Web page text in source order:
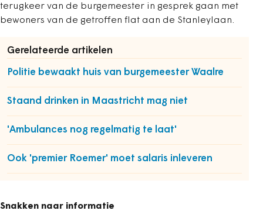
terugkeer van de burgemeester in gesprek gaan met
bewoners van de getroffen flat aan de Stanleylaan.
Gerelateerde artikelen
Politie bewaakt huis van burgemeester Waalre
Staand drinken in Maastricht mag niet
'Ambulances nog regelmatig te laat'
Ook 'premier Roemer' moet salaris inleveren
Snakken naar informatie